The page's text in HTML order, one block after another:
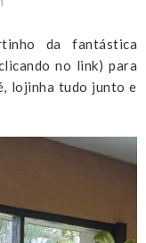
da fantástica
no link) para
lojinha tudo junto e